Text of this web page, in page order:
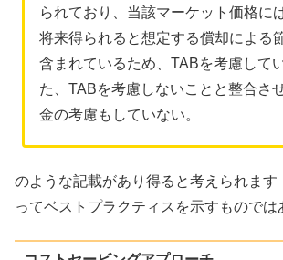
られており、当該マーケット価格に
将来得られると想定する償却による
含まれているため、TABを考慮して
た、TABを考慮しないことと整合さ
金の考慮もしていない。
のような記載があり得ると考えられます
ってベストプラクティスを示すものでは